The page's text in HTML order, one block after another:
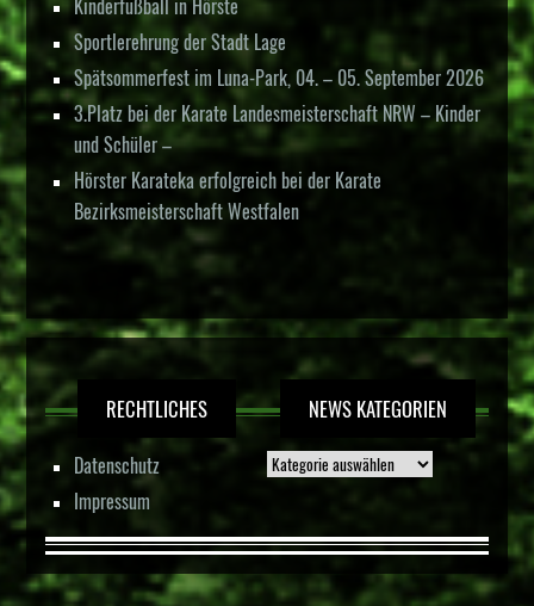
Sportlerehrung der Stadt Lage
Spätsommerfest im Luna-Park, 04. – 05. September 2026
3.Platz bei der Karate Landesmeisterschaft NRW – Kinder
und Schüler –
Hörster Karateka erfolgreich bei der Karate
Bezirksmeisterschaft Westfalen
RECHTLICHES
Datenschutz
Impressum
NEWS KATEGORIEN